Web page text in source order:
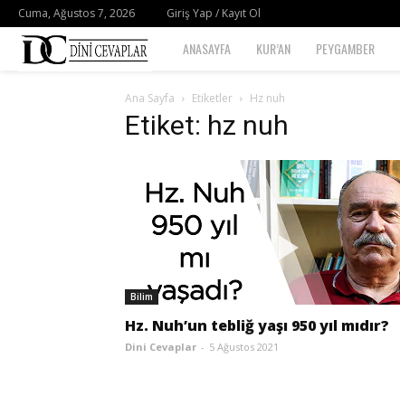
Cuma, Ağustos 7, 2026 Giriş Yap / Kayıt Ol
Dini
Cevaplar
ANASAYFA KUR’AN PEYGAMBER
Ana Sayfa Etiketler Hz nuh
Etiket: hz nuh
Bilim
Hz. Nuh’un tebliğ yaşı 950 yıl mıdır?
Dini Cevaplar - 5 Ağustos 2021